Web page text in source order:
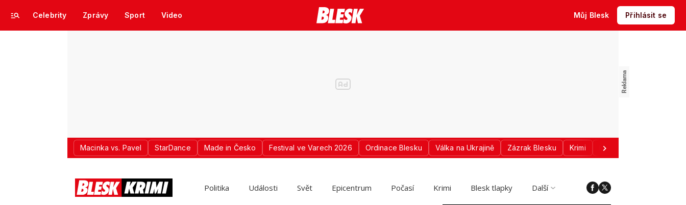
Celebrity Zprávy Sport Video Můj Blesk Přihlásit se
Macinka vs. Pavel StarDance Made in Česko Festival ve Varech 2026 Ordinace Blesku Válka na Ukrajině Zázrak Blesku Krimi Donald Trump
Politika Události Svět Epicentrum Počasí Krimi Blesk tlapky Další